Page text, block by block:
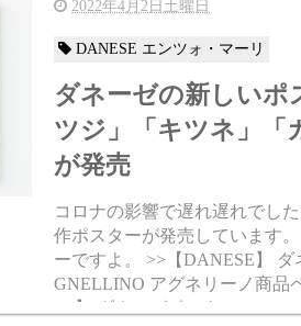
2022年4月2日土曜日
DANESE エンツォ・マーリ
ダネーゼの新しいポ
ツジ」「キツネ」「
が発売
コロナの影響で遅れ遅れでし
作ポスターが発売しています
ーですよ。 >>【DANESE】
GNELLINO アグネリーノ商品
SE】 ダネーゼポスター LA